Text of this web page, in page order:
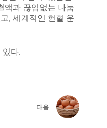
액과 끊임없는 나눔
, 세계적인 헌혈 운
있다.
다음